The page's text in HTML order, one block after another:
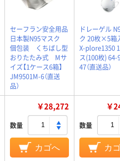
セーフラン安全用品
日本製N95マスク
個包装 くちばし型
おりたたみ式 Mサ
イズ【1ケース6箱】
JM9501M-6（直送
品）
ドレーゲル
ク 20枚×5箱
X-plore1350
ス(100枚) 64-
47（直送品）
￥28,272
数量
カゴへ
￥
数量
カ